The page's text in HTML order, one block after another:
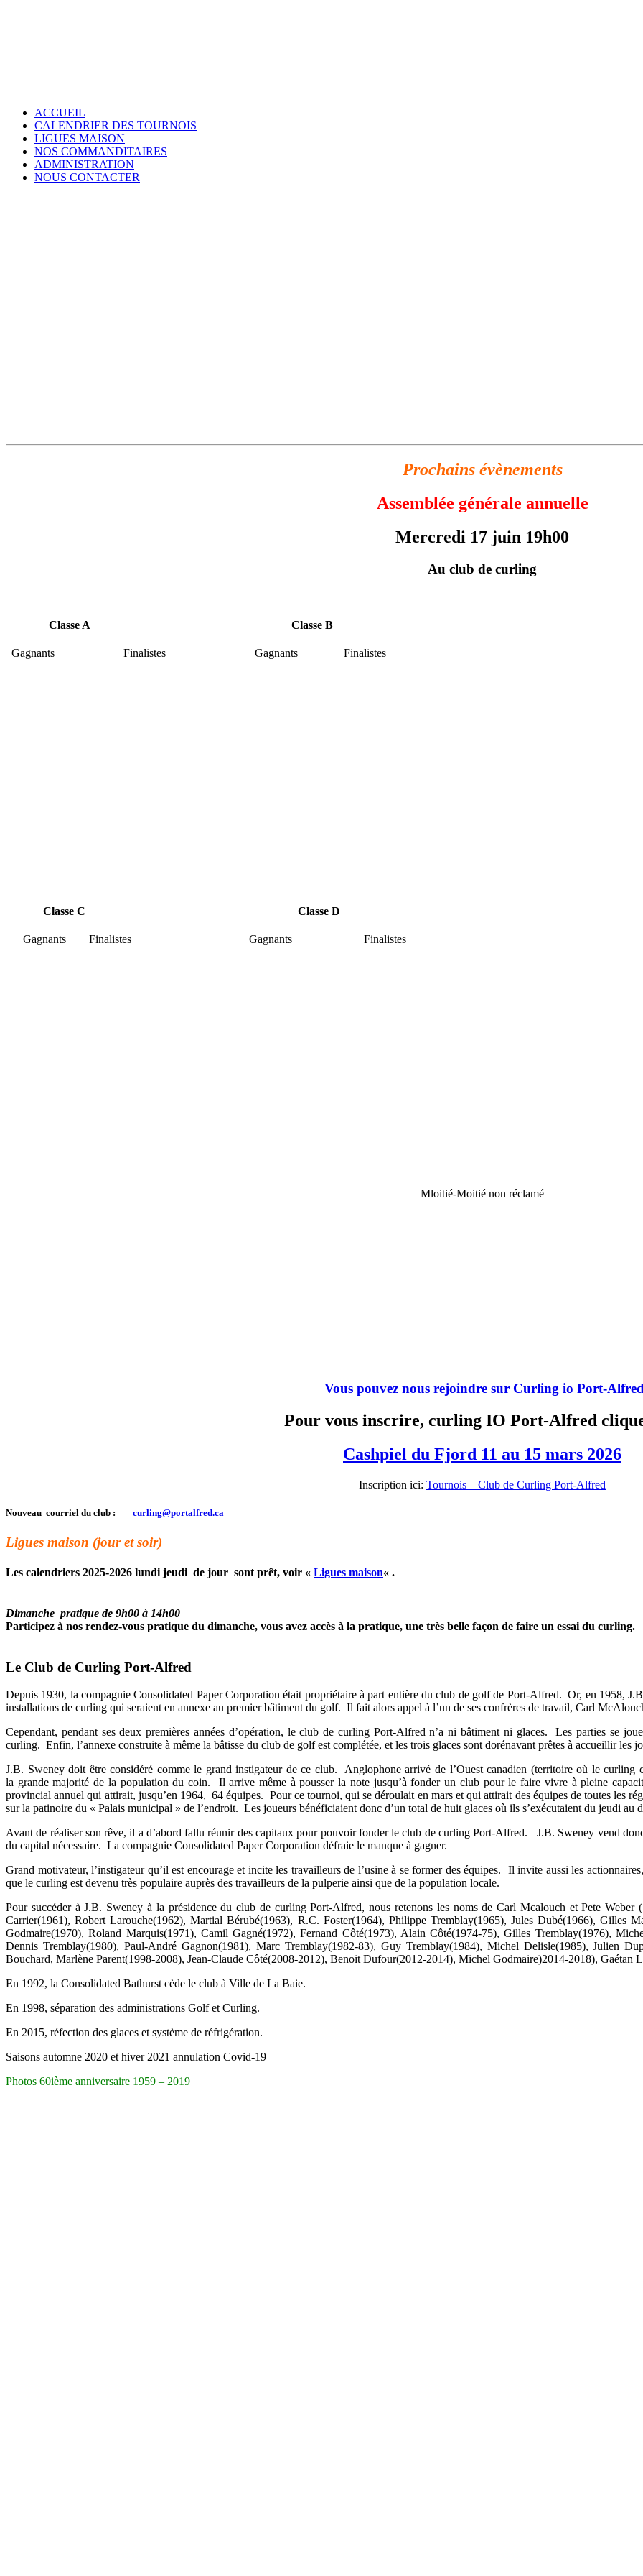
Menu
Aller
contenu
principal
ACCUEIL
CALENDRIER DES TOURNOIS
LIGUES MAISON
NOS COMMANDITAIRES
ADMINISTRATION
NOUS CONTACTER
Prochains évènements
Assemblée générale annuelle
Mercredi 17 juin 19h00
Au club de curling
Classe A Classe B
Gagnants Finalistes Gagnants Finalistes
Classe C Classe D
Gagnants Finalistes Gagnants Finalistes
Mloitié-Moitié non réclamé
Vous pouvez nous rejoindre sur Curling io Port-
Pour vous inscrire, curling IO Port-Alfred
Cashpiel du Fjord 11 au 15 mars 2026
Inscription ici: Tournois – Club de Curling Port-Alfred
Nouveau courriel du club : curling@portalfred.ca
Ligues maison (jour et soir)
Les calendriers 2025-2026 lundi jeudi de jour sont prêt, voir « Ligues maison« .
Dimanche pratique de 9h00 à 14h00
Participez à nos rendez-vous pratique du dimanche, vous avez accès à la pratique, une très belle façon de faire un essai du curling.
Le Club de Curling Port-Alfred
Depuis 1930, la compagnie Consolidated Paper Corporation était propriétaire à part entière du club de golf de Port-Alfred. Or, en 1958,
installations de curling qui seraient en annexe au premier bâtiment du golf. Il fait alors appel à l’un de ses confrères de travail, Carl
Cependant, pendant ses deux premières années d’opération, le club de curling Port-Alfred n’a ni bâtiment ni glaces. Les parties se
curling. Enfin, l’annexe construite à même la bâtisse du club de golf est complétée, et les trois glaces sont dorénavant prêtes à accueillir les
J.B. Sweney doit être considéré comme le grand instigateur de ce club. Anglophone arrivé de l’Ouest canadien (territoire où le
la grande majorité de la population du coin. Il arrive même à pousser la note jusqu’à fonder un club pour le faire vivre à pleine
provincial annuel qui attirait, jusqu’en 1964, 64 équipes. Pour ce tournoi, qui se déroulait en mars et qui attirait des équipes de toutes les
sur la patinoire du « Palais municipal » de l’endroit. Les joueurs bénéficiaient donc d’un total de huit glaces où ils s’exécutaient du jeudi au
Avant de réaliser son rêve, il a d’abord fallu réunir des capitaux pour pouvoir fonder le club de curling Port-Alfred. J.B. Sweney vend
du capital nécessaire. La compagnie Consolidated Paper Corporation défraie le manque à gagner.
Grand motivateur, l’instigateur qu’il est encourage et incite les travailleurs de l’usine à se former des équipes. Il invite aussi les
que le curling est devenu très populaire auprès des travailleurs de la pulperie ainsi que de la population locale.
Pour succéder à J.B. Sweney à la présidence du club de curling Port-Alfred, nous retenons les noms de Carl Mcalouch et Pete Weber
Carrier(1961), Robert Larouche(1962), Martial Bérubé(1963), R.C. Foster(1964), Philippe Tremblay(1965), Jules Dubé(1966), Gilles
Godmaire(1970), Roland Marquis(1971), Camil Gagné(1972), Fernand Côté(1973), Alain Côté(1974-75), Gilles Tremblay(1976),
Dennis Tremblay(1980), Paul-André Gagnon(1981), Marc Tremblay(1982-83), Guy Tremblay(1984), Michel Delisle(1985), Julien
Bouchard, Marlène Parent(1998-2008), Jean-Claude Côté(2008-2012), Benoit Dufour(2012-2014), Michel Godmaire)2014-2018), Gaétan
En 1992, la Consolidated Bathurst cède le club à Ville de La Baie.
En 1998, séparation des administrations Golf et Curling.
En 2015, réfection des glaces et système de réfrigération.
Saisons automne 2020 et hiver 2021 annulation Covid-19
Photos 60ième anniversaire 1959 – 2019